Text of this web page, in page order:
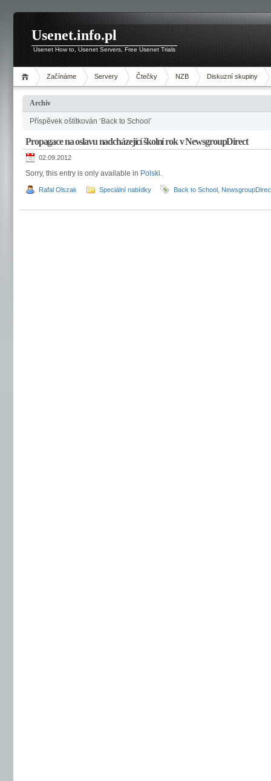
Usenet.info.pl
Usenet How to, Usenet Servers, Free Usenet Trials
Začínáme Servery Čtečky NZB Diskuzní skupiny
Archív
Příspěvek oštítkován ‘Back to School’
Propagace na oslavu nadcházející školní rok v NewsgroupDirect
02.09.2012
Sorry, this entry is only available in Polski.
Rafal Olszak Speciální nabídky Back to School